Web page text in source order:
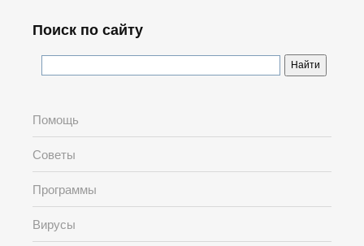
Поиск по сайту
Помощь
Советы
Программы
Вирусы